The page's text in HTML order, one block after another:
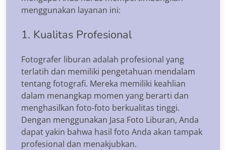
menggunakan layanan ini:
1. Kualitas Profesional
Fotografer liburan adalah profesional yang
terlatih dan memiliki pengetahuan mendalam
tentang fotografi. Mereka memiliki keahlian
dalam menangkap momen yang berarti dan
menghasilkan foto-foto berkualitas tinggi.
Dengan menggunakan Jasa Foto Liburan, Anda
dapat yakin bahwa hasil foto Anda akan tampak
profesional dan menakjubkan.